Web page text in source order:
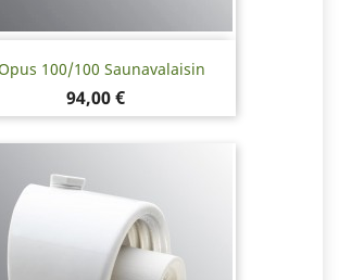
100/100 Saunavalaisin
Hinta
94,00 €